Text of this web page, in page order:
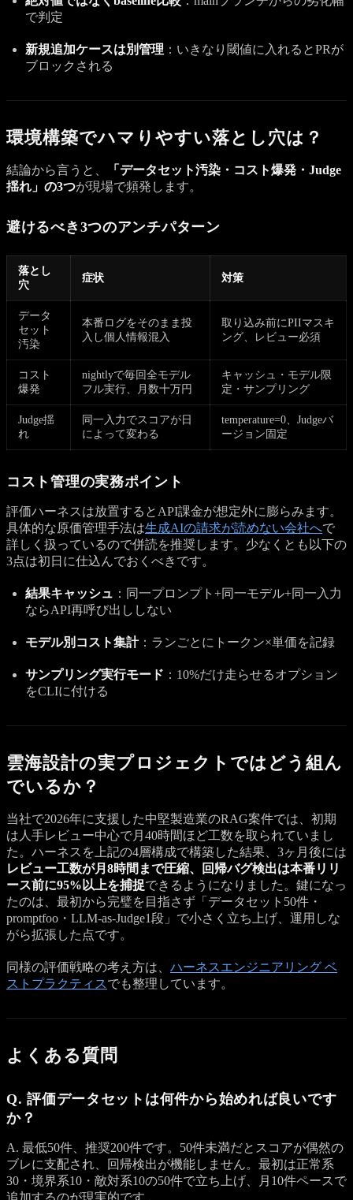
で判定
新規追加ケースは別管理 ：いきなり閾値に入れるとPRが
ブロックされる
環境構築でハマりやすい落とし穴は？
結論から言うと、
「データセット汚染・コスト爆発・Judge
揺れ」の3つが現場で頻発します。
避けるべき3つのアンチパターン
落とし
穴
症状 対策
データ
セット
汚染
本番ログをそのまま投
入し個人情報混入
取り込み前にPIIマスキ
ング、レビュー必須
コスト
爆発
nightlyで毎回全モデル
フル実行、月数十万円
キャッシュ・モデル限
定・サンプリング
Judge揺
れ
同一入力でスコアが日
によって変わる
temperature=0、Judgeバ
ージョン固定
コスト管理の実務ポイント
評価ハーネスは放置するとAPI課金が想定外に膨らみます。
具体的な原価管理手法は生成AIの請求が読めない会社へで
詳しく扱っているので併読を推奨します。少なくとも以下の
3点は初日に仕込んでおくべきです。
結果キャッシュ ：同一プロンプト+同一モデル+同一入力
ならAPI再呼び出ししない
モデル別コスト集計：ランごとにトークン×単価を記録
サンプリング実行モード ：10%だけ走らせるオプション
をCLIに付ける
雲海設計の実プロジェクトではどう組ん
でいるか？
当社で2026年に支援した中堅製造業のRAG案件では、初期
は人手レビュー中心で月40時間ほど工数を取られていまし
た。ハーネスを上記の4層構成で構築した結果、3ヶ月後には
レビュー工数が月8時間まで圧縮、回帰バグ検出は本番リリ
ース前に95%以上を捕捉できるようになりました。鍵になっ
たのは、最初から完璧を目指さず「データセット50件・
promptfoo・LLM-as-Judge1段」で小さく立ち上げ、運用しな
がら拡張した点です。
同様の評価戦略の考え方は、 ハーネスエンジニアリング ベ
ストプラクティスでも整理しています。
よくある質問
Q. 評価データセットは何件から始めれば良いです
か？
A. 最低50件、推奨200件です。50件未満だとスコアが偶然の
ブレに支配され、回帰検出が機能しません。最初は正常系
30・境界系10・敵対系10の50件で立ち上げ、月10件ペースで